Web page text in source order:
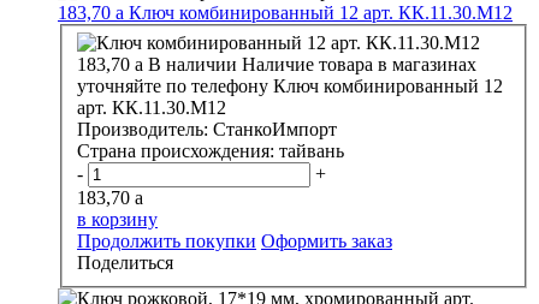
183,70 a Ключ комбинированный 12 арт. КК.11.30.М12
183,70 a В наличии Наличие товара в магазинах
уточняйте по телефону Ключ комбинированный 12
арт. КК.11.30.М12
Производитель: СтанкоИмпорт
Страна происхождения: тайвань
-
+
183,70 a
в корзину
Продолжить покупки Оформить заказ
Поделиться